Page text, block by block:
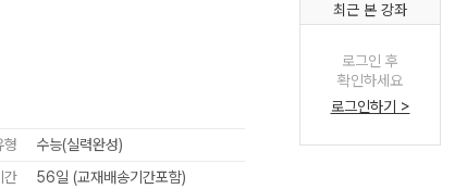
형
수능(실력완성)
간
56일 (교재배송기간포함)
최근 본 강좌
로그인 후
확인하세요
로그인하기 >